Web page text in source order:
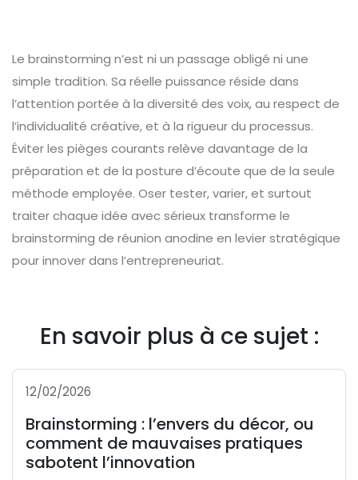
Le brainstorming n’est ni un passage obligé ni une
simple tradition. Sa réelle puissance réside dans
l’attention portée à la diversité des voix, au respect de
l’individualité créative, et à la rigueur du processus.
Éviter les pièges courants relève davantage de la
préparation et de la posture d’écoute que de la seule
méthode employée. Oser tester, varier, et surtout
traiter chaque idée avec sérieux transforme le
brainstorming de réunion anodine en levier stratégique
pour innover dans l’entrepreneuriat.
En savoir plus à ce sujet :
12/02/2026
Brainstorming : l’envers du décor, ou
comment de mauvaises pratiques
sabotent l’innovation